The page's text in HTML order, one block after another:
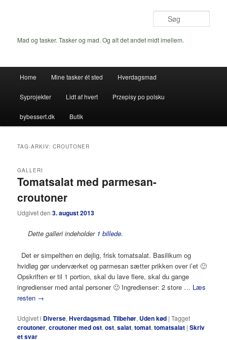
indhold
indholdMad og tasker. Tasker og mad. Og alt det andet midt imellem.
Home Mine tasker ét sted Hverdagsmad
Syprojekter Lidt af hvert Przepisy po polsku
bybessert.dk Butik
TAG-ARKIV:CROUTONER
Tomatsalat med parmesan-
croutoner
GALLERI
Udgivet den3. august 2013
Dette galleri indeholder 1 billede.
Det er simpelthen en dejlig, frisk tomatsalat. Basilikum og
hvidløg gør underværket og parmesan sætter prikken over i’et 🙂
Opskriften er til 1 portion, skal du lave flere, skal du gange
ingredienser med antal personer 🙂 Ingredienser: 2 store … Læs
resten →
Udgivet i Diverse,Hverdagsmad,Tilbehør, Uden kød |Tagget
croutoner,croutoner med ost,ost,salat,tomat,tomatsalat |Skriv
et svar